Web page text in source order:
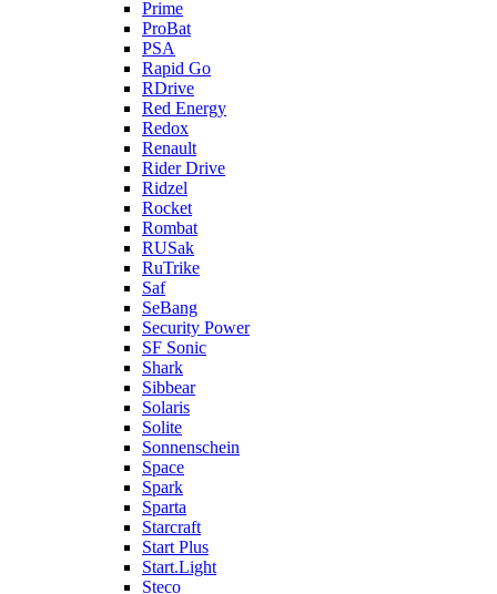
Prime
ProBat
PSA
Rapid Go
RDrive
Red Energy
Redox
Renault
Rider Drive
Ridzel
Rocket
Rombat
RUSak
RuTrike
Saf
SeBang
Security Power
SF Sonic
Shark
Sibbear
Solaris
Solite
Sonnenschein
Space
Spark
Sparta
Starcraft
Start Plus
Start.Light
Steco